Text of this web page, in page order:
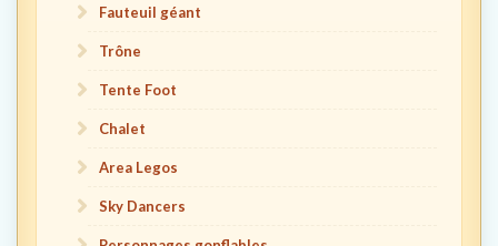
Fauteuil géant
Trône
Tente Foot
Chalet
Area Legos
Sky Dancers